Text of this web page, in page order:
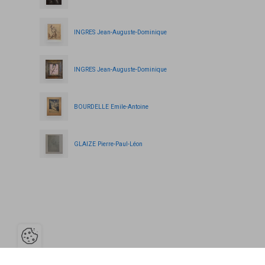
INGRES Jean-Auguste-Dominique
INGRES Jean-Auguste-Dominique
BOURDELLE Emile-Antoine
GLAIZE Pierre-Paul-Léon
Ouvrir la barre de gestion des